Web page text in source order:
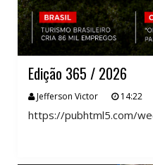
Edição 365 / 2026
Jefferson Victor 14:22
https://pubhtml5.com/